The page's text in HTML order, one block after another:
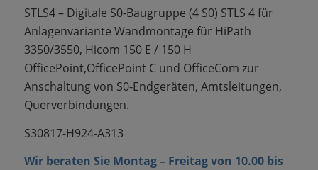
STLS4 – Digitale S0-Baugruppe (4 S0) STLS 4 für
Anlagenvariante Wandmontage für HiPath
3350/3550, Hicom 150 E / 150 H
OfficePoint,OfficePoint C und OfficeCom zur
Anschaltung von S0-Endgeräten, Amtsleitungen,
Querverbindungen.
S30817-H924-A313
Wir beraten Sie Montag – Freitag von 10.00 bis